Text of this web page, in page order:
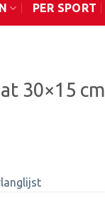
PER SPORT
30×15 cm